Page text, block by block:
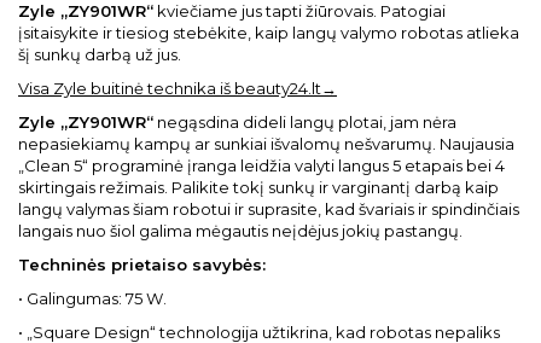
Zyle „ZY901WR“ kviečiame jus tapti žiūrovais. Patogiai
įsitaisykite ir tiesiog stebėkite, kaip langų valymo robotas atlieka
šį sunkų darbą už jus.
Visa Zyle buitinė technika iš beauty24.lt→
Zyle „ZY901WR“ negąsdina dideli langų plotai, jam nėra
nepasiekiamų kampų ar sunkiai išvalomų nešvarumų. Naujausia
„Clean 5“ programinė įranga leidžia valyti langus 5 etapais bei 4
skirtingais režimais. Palikite tokį sunkų ir varginantį darbą kaip
langų valymas šiam robotui ir suprasite, kad švariais ir spindinčiais
langais nuo šiol galima mėgautis neįdėjus jokių pastangų.
Techninės prietaiso savybės:
• Galingumas: 75 W.
• „Square Design“ technologija užtikrina, kad robotas nepaliks